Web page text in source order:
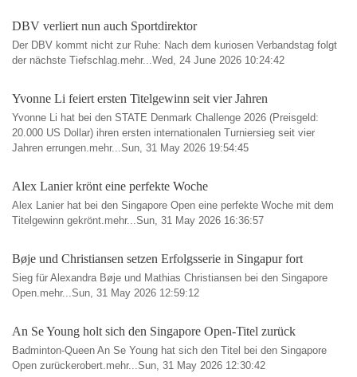
DBV verliert nun auch Sportdirektor
Der DBV kommt nicht zur Ruhe: Nach dem kuriosen Verbandstag folgt
der nächste Tiefschlag.mehr...Wed, 24 June 2026 10:24:42
Yvonne Li feiert ersten Titelgewinn seit vier Jahren
Yvonne Li hat bei den STATE Denmark Challenge 2026 (Preisgeld:
20.000 US Dollar) ihren ersten internationalen Turniersieg seit vier
Jahren errungen.mehr...Sun, 31 May 2026 19:54:45
Alex Lanier krönt eine perfekte Woche
Alex Lanier hat bei den Singapore Open eine perfekte Woche mit dem
Titelgewinn gekrönt.mehr...Sun, 31 May 2026 16:36:57
Bøje und Christiansen setzen Erfolgsserie in Singapur fort
Sieg für Alexandra Bøje und Mathias Christiansen bei den Singapore
Open.mehr...Sun, 31 May 2026 12:59:12
An Se Young holt sich den Singapore Open-Titel zurück
Badminton-Queen An Se Young hat sich den Titel bei den Singapore
Open zurückerobert.mehr...Sun, 31 May 2026 12:30:42